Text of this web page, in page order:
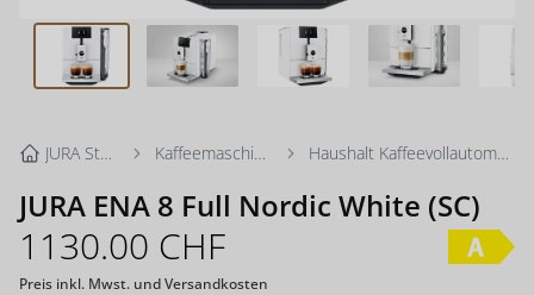
JURA ENA 8 Full Nordic White (SC)
1130.00 CHF
Preis inkl. Mwst. und Versandkosten